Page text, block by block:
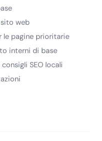
web
le pagine prioritarie
interni di base
SEO locali